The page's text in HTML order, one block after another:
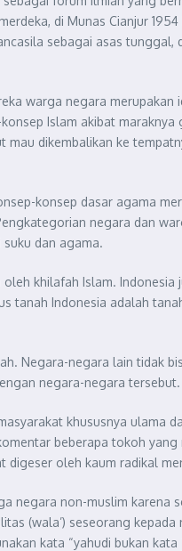
di Munas Cianjur
sebagai asas
warga negara
Islam akibat
mau dikembalikan ke
konsep dasar agama
negara dan
dan agama.
khilafah Islam.
tanah Indonesia adalah
Negara-negara lain tidak
negara-negara
khususnya ulama
beberapa tokoh
digeser oleh kaum radikal
negara non-muslim
(wala’) seseorang
kata “yahudi bukan kata